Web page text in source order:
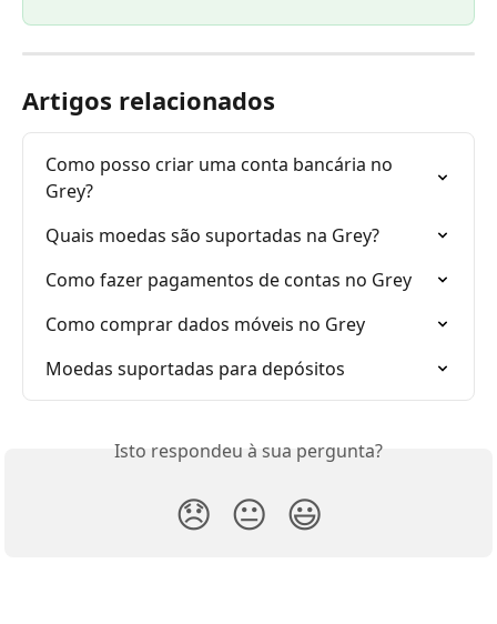
Artigos relacionados
Como posso criar uma conta bancária no
Grey?
Quais moedas são suportadas na Grey?
Como fazer pagamentos de contas no Grey
Como comprar dados móveis no Grey
Moedas suportadas para depósitos
Isto respondeu à sua pergunta?
😞 😐 😃